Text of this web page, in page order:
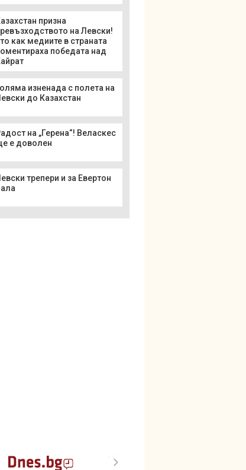
призна
на Левски!
как медиите в страната
победата над
изненада с полета на
до Казахстан
на „Герена“! Веласкес
е доволен
трепери и за Евертон